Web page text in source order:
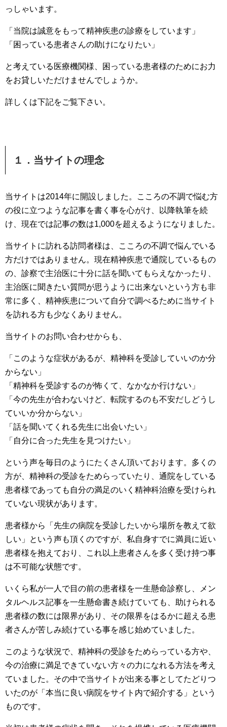
っしゃいます。
「当院は誠意をもって精神疾患の診療をしています」
「困っている患者さんの助けになりたい」
と考えている医療機関様、困っている患者様のためにお力
をお貸しいただけませんでしょうか。
詳しくは下記をご覧下さい。
１．当サイトの理念
当サイトは2014年に開設しました。こころの不調で悩む方
の役に立つような記事を書く事を心がけ、以降執筆を続
け、現在では記事の数は1,000を超えるようになりました。
当サイトに訪れる訪問者様は、こころの不調で悩んでいる
方だけではありません。現在精神疾患で通院しているもの
の、診察で主治医に十分に話を聞いてもらえなかったり、
主治医に聞きたい質問が思うように出来ないという方も非
常に多く、精神疾患について自分で調べるために当サイト
を訪れる方も少なくありません。
当サイトのお問い合わせからも、
「このような症状があるが、精神科を受診していいのか分
からない」
「精神科を受診するのが怖くて、なかなか行けない」
「今の先生が合わないけど、転院するのも不安だしどうし
ていいか分からない」
「話を聞いてくれる先生に出会いたい」
「自分に合った先生を見つけたい」
という声を毎日のようにたくさん頂いております。多くの
方が、精神科の受診をためらっていたり、通院をしている
患者様であっても自分の満足のいく精神科治療を受けられ
ていない現状があります。
患者様から「先生の病院を受診したいから場所を教えて欲
しい」という声も頂くのですが、私自身すでに満員に近い
患者様を抱えており、これ以上患者さんを多く受け持つ事
は不可能な状態です。
いくら私が一人で目の前の患者様を一生懸命診察し、メン
タルヘルス記事を一生懸命書き続けていても、助けられる
患者様の数には限界があり、その限界をはるかに超える患
者さんが苦しみ続けている事を感じ始めていました。
このような状況で、精神科の受診をためらっている方や、
今の治療に満足できていない方々の力になれる方法を考え
ていました。その中で当サイトが出来る事としてたどりつ
いたのが「本当に良い病院をサイト内で紹介する」という
ものです。